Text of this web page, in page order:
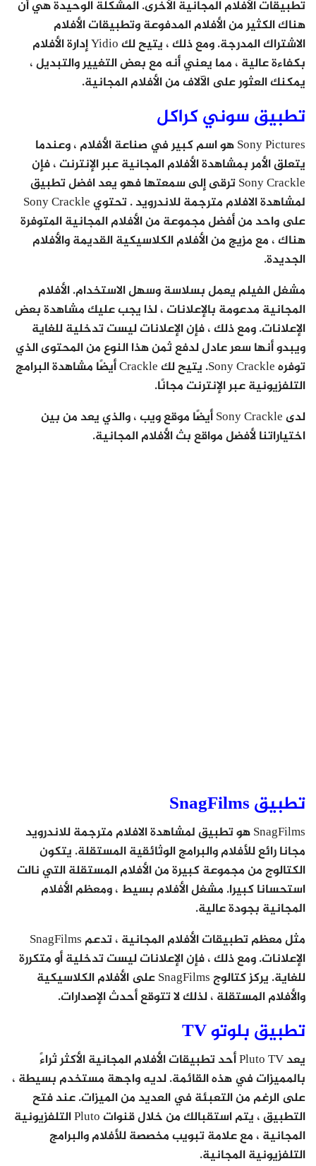
تطبيقات الأفلام المجانية الأخرى. المشكلة الوحيدة هي أن
هناك الكثير من الأفلام المدفوعة وتطبيقات الأفلام
الاشتراك المدرجة. ومع ذلك ، يتيح لك Yidio إدارة الأفلام
بكفاءة عالية ، مما يعني أنه مع بعض التغيير والتبديل ،
يمكنك العثور على الآلاف من الأفلام المجانية.
تطبيق سوني كراكل
Sony Pictures هو اسم كبير في صناعة الأفلام ، وعندما
يتعلق الأمر بمشاهدة الأفلام المجانية عبر الإنترنت ، فإن
Sony Crackle ترقى إلى سمعتها فهو يعد افضل تطبيق
لمشاهدة الافلام مترجمة للاندرويد . تحتوي Sony Crackle
على واحد من أفضل مجموعة من الأفلام المجانية المتوفرة
هناك ، مع مزيج من الأفلام الكلاسيكية القديمة والأفلام
الجديدة.
مشغل الفيلم يعمل بسلاسة وسهل الاستخدام. الأفلام
المجانية مدعومة بالإعلانات ، لذا يجب عليك مشاهدة بعض
الإعلانات. ومع ذلك ، فإن الإعلانات ليست تدخلية للغاية
ويبدو أنها سعر عادل لدفع ثمن هذا النوع من المحتوى الذي
توفره Sony Crackle. يتيح لك Crackle أيضًا مشاهدة البرامج
التلفزيونية عبر الإنترنت مجانًا.
لدى Sony Crackle أيضًا موقع ويب ، والذي يعد من بين
اختياراتنا لأفضل مواقع بث الأفلام المجانية.
تطبيق SnagFilms
SnagFilms هو تطبيق لمشاهدة الافلام مترجمة للاندرويد
مجانا رائع للأفلام والبرامج الوثائقية المستقلة. يتكون
الكتالوج من مجموعة كبيرة من الأفلام المستقلة التي نالت
استحسانا كبيرا. مشغل الأفلام بسيط ، ومعظم الأفلام
المجانية بجودة عالية.
مثل معظم تطبيقات الأفلام المجانية ، تدعم SnagFilms
الإعلانات. ومع ذلك ، فإن الإعلانات ليست تدخلية أو متكررة
للغاية. يركز كتالوج SnagFilms على الأفلام الكلاسيكية
والأفلام المستقلة ، لذلك لا تتوقع أحدث الإصدارات.
تطبيق بلوتو TV
يعد Pluto TV أحد تطبيقات الأفلام المجانية الأكثر ثراءً
بالمميزات في هذه القائمة. لديه واجهة مستخدم بسيطة ،
على الرغم من التعبئة في العديد من الميزات. عند فتح
التطبيق ، يتم استقبالك من خلال قنوات Pluto التلفزيونية
المجانية ، مع علامة تبويب مخصصة للأفلام والبرامج
التلفزيونية المجانية.